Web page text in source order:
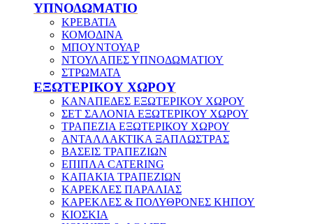
ΥΠΝΟΔΩΜΑΤΙΟ
ΚΡΕΒΑΤΙΑ
ΚΟΜΟΔΙΝΑ
ΜΠΟΥΝΤΟΥΑΡ
ΝΤΟΥΛΑΠΕΣ ΥΠΝΟΔΩΜΑΤΙΟΥ
ΣΤΡΩΜΑΤΑ
ΕΞΩΤΕΡΙΚΟΥ ΧΩΡΟΥ
ΚΑΝΑΠΕΔΕΣ ΕΞΩΤΕΡΙΚΟΥ ΧΩΡΟΥ
ΣΕΤ ΣΑΛΟΝΙΑ ΕΞΩΤΕΡΙΚΟΥ ΧΩΡΟΥ
ΤΡΑΠΕΖΙΑ ΕΞΩΤΕΡΙΚΟΥ ΧΩΡΟΥ
ΑΝΤΑΛΛΑΚΤΙΚΑ ΞΑΠΛΩΣΤΡΑΣ
ΒΑΣΕΙΣ ΤΡΑΠΕΖΙΩΝ
ΕΠΙΠΛΑ CATERING
ΚΑΠΑΚΙΑ ΤΡΑΠΕΖΙΩΝ
ΚΑΡΕΚΛΕΣ ΠΑΡΑΛΙΑΣ
ΚΑΡΕΚΛΕΣ & ΠΟΛΥΘΡΟΝΕΣ ΚΗΠΟΥ
ΚΙΟΣΚΙΑ